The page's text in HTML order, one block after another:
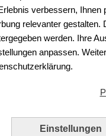
verbessern, Ihnen
relevanter gestalten.
werden. Ihre
anpassen.
Einstellungen
Da ist
Leider ist ein
Bitte